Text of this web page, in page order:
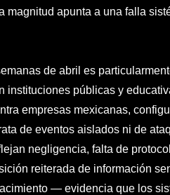
magnitud apunta a una falla
de abril es
instituciones públicas y
empresas mexicanas,
de eventos aislados ni de
negligencia, falta de
reiterada de información
— evidencia que los